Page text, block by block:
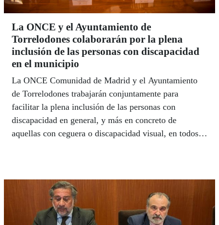
La ONCE y el Ayuntamiento de
Torrelodones colaborarán por la plena
inclusión de las personas con discapacidad
en el municipio
La ONCE Comunidad de Madrid y el Ayuntamiento
de Torrelodones trabajarán conjuntamente para
facilitar la plena inclusión de las personas con
discapacidad en general, y más en concreto de
aquellas con ceguera o discapacidad visual, en todos